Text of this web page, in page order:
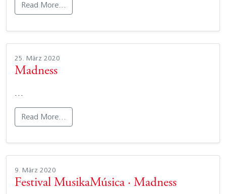
Read More…
25. März 2020
Madness
…
Read More…
9. März 2020
Festival MusikaMúsica · Madness